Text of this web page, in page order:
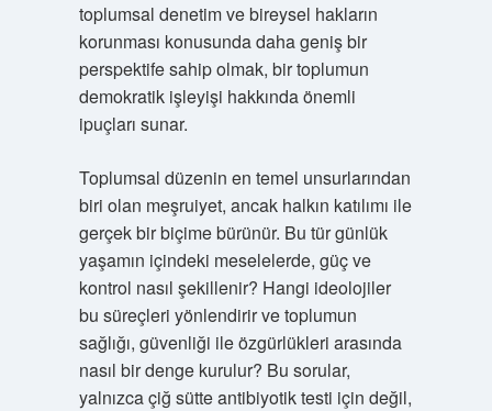
toplumsal denetim ve bireysel hakların
korunması konusunda daha geniş bir
perspektife sahip olmak, bir toplumun
demokratik işleyişi hakkında önemli
ipuçları sunar.
Toplumsal düzenin en temel unsurlarından
biri olan meşruiyet, ancak halkın katılımı ile
gerçek bir biçime bürünür. Bu tür günlük
yaşamın içindeki meselelerde, güç ve
kontrol nasıl şekillenir? Hangi ideolojiler
bu süreçleri yönlendirir ve toplumun
sağlığı, güvenliği ile özgürlükleri arasında
nasıl bir denge kurulur? Bu sorular,
yalnızca çiğ sütte antibiyotik testi için değil,